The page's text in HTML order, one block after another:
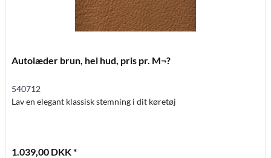
Autolæder brun, hel hud, pris pr. M¬?
540712
Lav en elegant klassisk stemning i dit køretøj
1.039,00 DKK *